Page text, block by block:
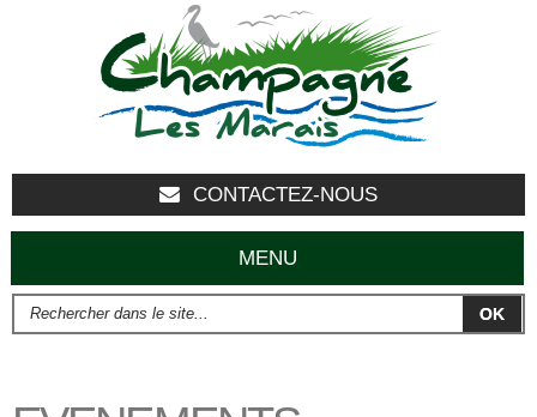
Aller au
contenu
principal
CONTACTEZ-NOUS
MENU
FORMULAIRE DE RECHERCHE
Rechercher dans le site...